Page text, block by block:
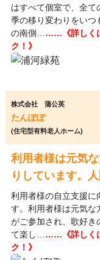
はすべて個室で、全て
季の移り変わりをいつ
の南側… ……《詳しく
ク！》
株式会社 蒲公英
たんぽぽ
(住宅型有料老人ホーム)
利用者様は元気
りしています。
利用者様の自立支援に
す。利用者様は元気な
がご参加され、歌好き
て楽し… ……《詳しく
ク！》